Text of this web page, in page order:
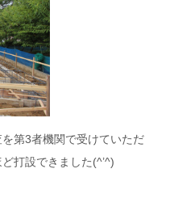
第3者機関で受けていただ
打設できました(^’^)